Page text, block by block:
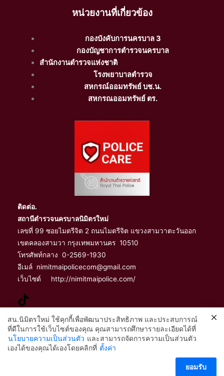
หน่วยงานที่เกี่ยวข้อง
กองบังคับการนครบาล 3
กองบัญชาการตำรวจนครบาล
สำนักงานตำรวจแห่งชาติ
โรงพยาบาลตำรวจ
สหกรณ์ออมทรัพย์ บช.น.
สหกรณออมทรัพย์ ตร.
ติดต่อ.
สถานีตำรวจนครบาลนิมิตรใหม่
เลขที่ 99 ซอยไมตรีจิต 2 ถนนไมตรีจิต แขวงสามวาตะวันออก
เขตคลองสามวา กรุงเทพมหานคร 10510
โทรศัพท์กลาง 0-2569-1930
อีเมล์ nimitmaipolicecom@gmail.com
เว็บไซต์ http://nimitmaipolice.com/
จัดทำและเผยแพร่โดย
ฝ่ายอำนวยการ สถานีตำรวจนครบาลนิมิตรใหม่
สน.นิมิตรใหม่ ใช้คุกกี้เพื่อพัฒนาประสิทธิภาพ และประสบการณ์
ที่ดีในการใช้เว็บไซต์ของคุณ คุณสามารถศึกษารายละเอียดได้ที่
นโยบายความเป็นส่วนตัว และสามารถจัดการความเป็นส่วนตัว
เองได้ของคุณได้เองโดยคลิกที่ ตั้งค่า
ยอมรับ